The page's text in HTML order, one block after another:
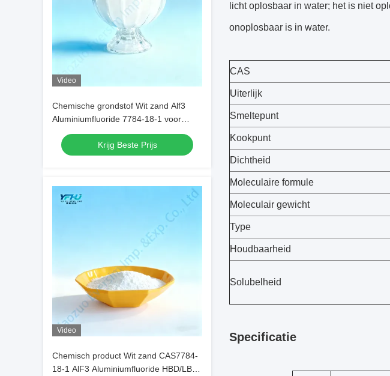
Video
Chemische grondstof Wit zand Alf3
Aluminiumfluoride 7784-18-1 voor
lasvloeistoffen bij het lassen van
metalen
Krijg Beste Prijs
Video
Chemisch product Wit zand CAS7784-
18-1 AlF3 Aluminiumfluoride HBD/LBD
licht oplosbaar in water; het is niet
onoplosbaar is in water.
CAS
Uiterlijk
Smeltepunt
Kookpunt
Dichtheid
Moleculaire formule
Moleculair gewicht
Type
Houdbaarheid
Solubelheid
Specificatie